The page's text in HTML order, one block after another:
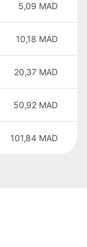
5,09 MAD
10,18 MAD
20,37 MAD
50,92 MAD
101,84 MAD